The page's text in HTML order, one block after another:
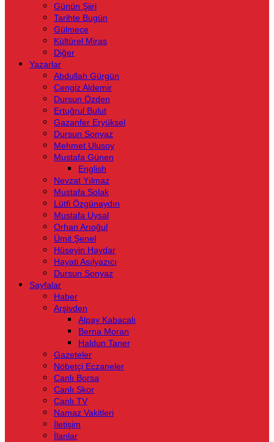
Günün Şiiri
Tarihte Bugün
Gülmece
Kültürel Miras
Diğer
Yazarlar
Abdullah Gürgün
Cengiz Aldemir
Dursun Özden
Ertuğrul Bulut
Gazanfer Eryüksel
Dursun Sonyaz
Mehmet Ulusoy
Mustafa Günen
English
Nevzat Yılmaz
Mustafa Solak
Lütfi Özgünaydın
Mustafa Uysal
Orhan Arıoğul
Ümit Şenel
Hüseyin Haydar
Hayati Asılyazıcı
Dursun Sonyaz
Sayfalar
Haber
Arşivden
Alpay Kabacalı
Berna Moran
Haldun Taner
Gazeteler
Nöbetçi Eczaneler
Canlı Borsa
Canlı Skor
Canlı TV
Namaz Vakitleri
İletişim
İlanlar